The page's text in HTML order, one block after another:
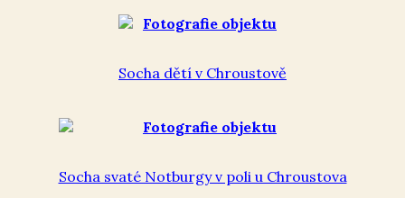
Socha dětí v Chroustově
Socha svaté Notburgy v poli u Chroustova